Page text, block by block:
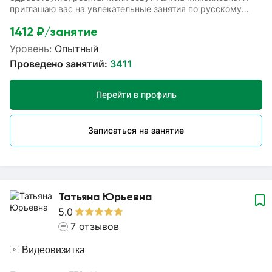
1412 ₽/занятие
Уровень: Опытный
Проведено занятий: 3411
Перейти в профиль
Записаться на занятие
приглашаю вас на увлекательные занятия по русскому
ВПР; - устранить пробелы в изученных темах; - повысить
успеваемость по русскому языку. На наших занятиях вы
сможете усвоить фонетический, морфемный,
словообразовательный, морфологический и
синтаксические анализы; правила орфографии и орфоэпии,
особенности всех частей речи, пунктуации и синтаксиса.
Татьяна Юрьевна
5.0
7 отзывов
Видеовизитка